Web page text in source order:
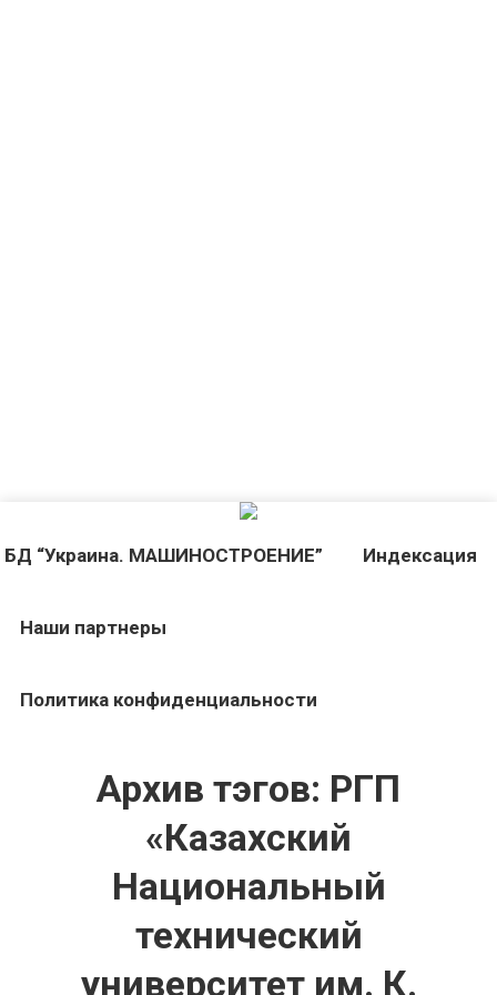
БД “Украина. МАШИНОСТРОЕНИЕ” Индекcация
Наши партнеры
Политика конфиденциальности
Архив тэгов: РГП
«Казахский
Национальный
технический
университет им. К.